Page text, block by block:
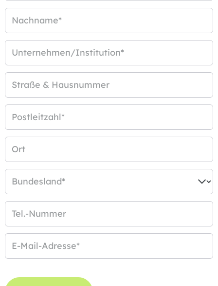
Nachname*
Unternehmen/Institution*
Straße & Hausnummer
Postleitzahl*
Ort
Bundesland*
Tel.-Nummer
E-Mail-Adresse*